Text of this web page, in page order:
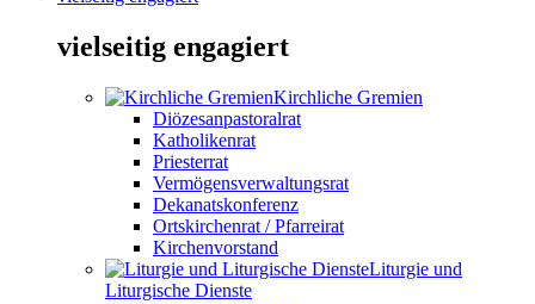
vielseitig engagiert
Kirchliche Gremien
Diözesanpastoralrat
Katholikenrat
Priesterrat
Vermögensverwaltungsrat
Dekanatskonferenz
Ortskirchenrat / Pfarreirat
Kirchenvorstand
Liturgie und
Liturgische Dienste